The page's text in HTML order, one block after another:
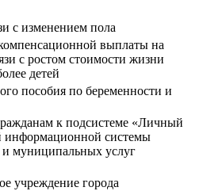
с изменением пола
выплаты на
с ростом стоимости жизни
детей
пособия по беременности и
к подсистеме «Личный
информационной системы
и муниципальных услуг
учреждение города